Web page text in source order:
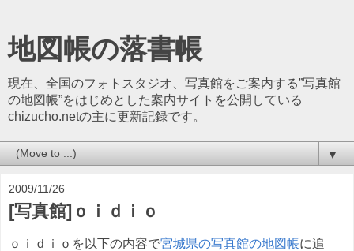
地図帳の落書帳
現在、全国のフォトスタジオ、写真館をご案内する”写真館
の地図帳”をはじめとした案内サイトを公開している
chizucho.netの主に更新記録です。
▼
2009/11/26
[写真館]ｏｉｄｉｏ
ｏｉｄｉｏを以下の内容で宮城県の写真館の地図帳に追